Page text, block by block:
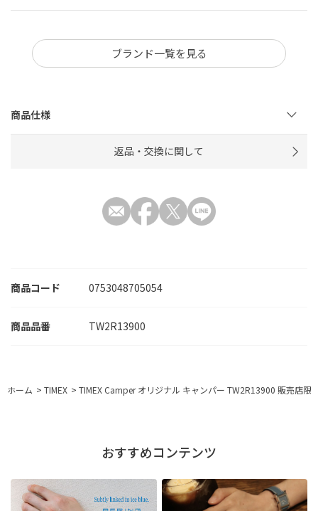
商品コード 0753048705054
TW2R13900
ブランド一覧を見る
商品仕様
返品・交換に関して
ホーム > TIMEX > TIMEX Camper オリジナル キャンパー TW2R13900 販売店限
おすすめコンテンツ